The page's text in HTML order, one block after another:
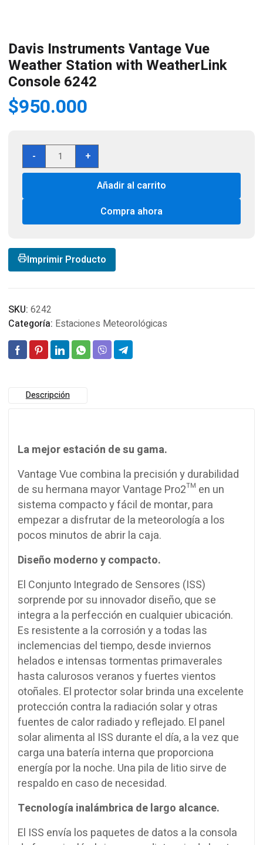
Davis Instruments Vantage Vue
Weather Station with WeatherLink
Console 6242
$950.000
-
Davis
Instruments
Vantage
with
Console
6242
+
Añadir al carrito
Compra ahora
Imprimir Producto
SKU: 6242
Categoría: Estaciones Meteorológicas
Descripción
La mejor estación de su gama.
Vantage Vue combina la precisión y durabilidad
de su hermana mayor Vantage Pro2™ en un
sistema compacto y fácil de montar, para
empezar a disfrutar de la meteorología a los
pocos minutos de abrir la caja.
Diseño moderno y compacto.
El Conjunto Integrado de Sensores (ISS)
sorprende por su innovador diseño, que se
integra a la perfección en cualquier ubicación.
Es resistente a la corrosión y a todas las
inclemencias del tiempo, desde inviernos
helados e intensas tormentas primaverales
hasta calurosos veranos y fuertes vientos
otoñales. El protector solar brinda una excelente
protección contra la radiación solar y otras
fuentes de calor radiado y reflejado. El panel
solar alimenta al ISS durante el día, a la vez que
carga una batería interna que proporciona
energía por la noche. Una pila de litio sirve de
respaldo en caso de necesidad.
Tecnología inalámbrica de largo alcance.
El ISS envía los paquetes de datos a la consola